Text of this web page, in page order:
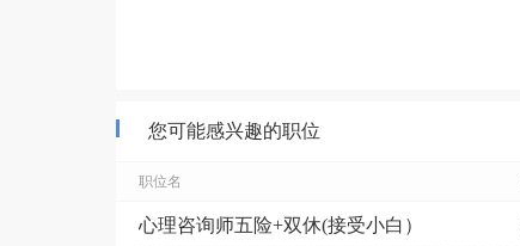
您可能感兴趣的职位
职位名
心理咨询师五险+双休(接受小白）